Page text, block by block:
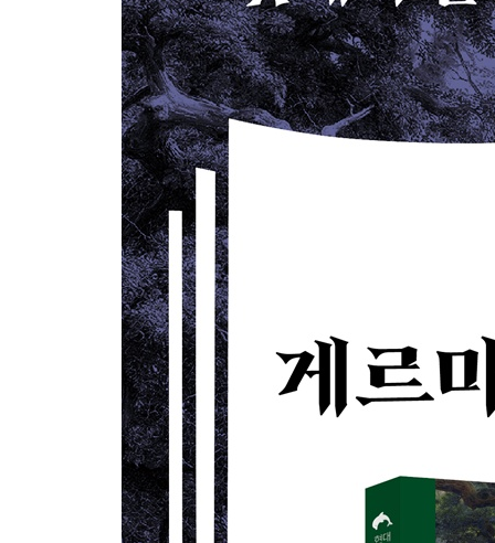
해설 | 박문재 139
타키투스 연보 164